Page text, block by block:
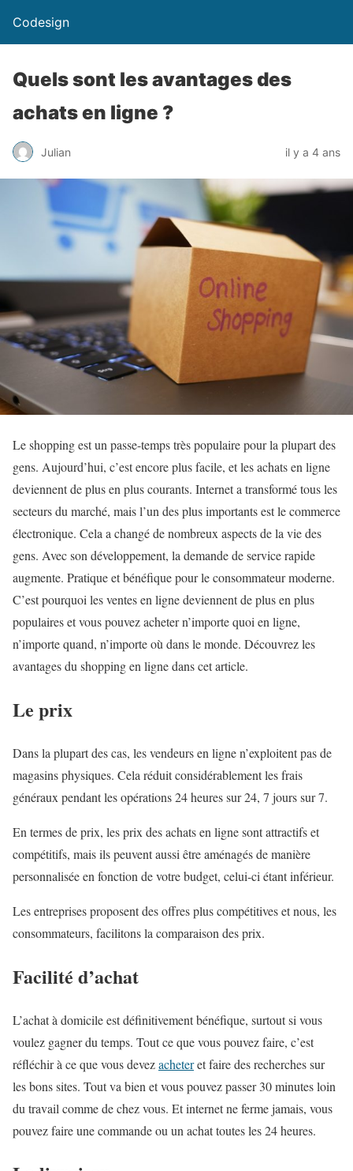
Codesign
Quels sont les avantages des
achats en ligne ?
Julian il y a 4 ans
Le shopping est un passe-temps très populaire pour la plupart des
gens. Aujourd’hui, c’est encore plus facile, et les achats en ligne
deviennent de plus en plus courants. Internet a transformé tous les
secteurs du marché, mais l’un des plus importants est le commerce
électronique. Cela a changé de nombreux aspects de la vie des
gens. Avec son développement, la demande de service rapide
augmente. Pratique et bénéfique pour le consommateur moderne.
C’est pourquoi les ventes en ligne deviennent de plus en plus
populaires et vous pouvez acheter n’importe quoi en ligne,
n’importe quand, n’importe où dans le monde. Découvrez les
avantages du shopping en ligne dans cet article.
Le prix
Dans la plupart des cas, les vendeurs en ligne n’exploitent pas de
magasins physiques. Cela réduit considérablement les frais
généraux pendant les opérations 24 heures sur 24, 7 jours sur 7.
En termes de prix, les prix des achats en ligne sont attractifs et
compétitifs, mais ils peuvent aussi être aménagés de manière
personnalisée en fonction de votre budget, celui-ci étant inférieur.
Les entreprises proposent des offres plus compétitives et nous, les
consommateurs, facilitons la comparaison des prix.
Facilité d’achat
L’achat à domicile est définitivement bénéfique, surtout si vous
voulez gagner du temps. Tout ce que vous pouvez faire, c’est
réfléchir à ce que vous devezacheteret faire des recherches sur
les bons sites. Tout va bien et vous pouvez passer 30 minutes loin
du travail comme de chez vous. Et internet ne ferme jamais, vous
pouvez faire une commande ou un achat toutes les 24 heures.